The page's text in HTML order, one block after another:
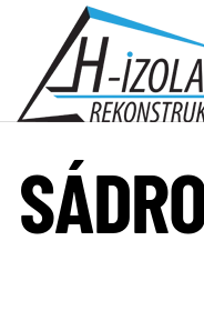
Skip to main content